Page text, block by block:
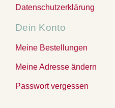
Datenschutzerklärung
Dein Konto
Meine Bestellungen
Meine Adresse ändern
Passwort vergessen